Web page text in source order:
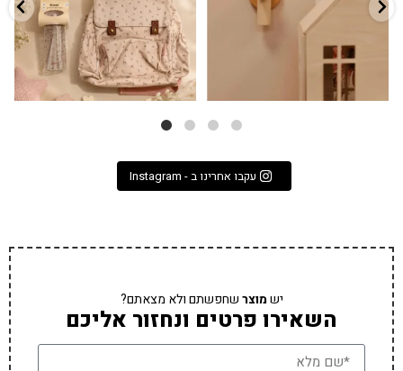
עקבו אחרינו ב - Instagram
ישמוצרשחפשתם ולא מצאתם?
השאירו פרטים ונחזור אליכם